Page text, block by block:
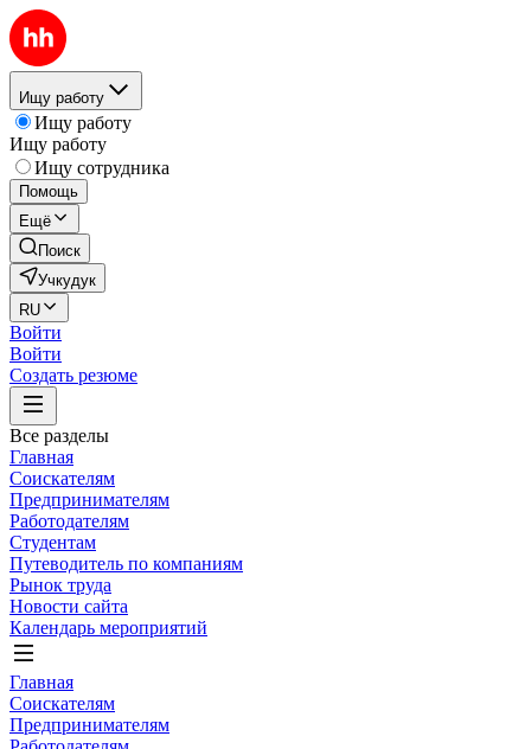
Ищу работу
Ищу работу
Ищу работу
Ищу сотрудника
Помощь
Ещё
Поиск
Учкудук
RU
Войти
Войти
Создать резюме
Все разделы
Главная
Соискателям
Предпринимателям
Работодателям
Студентам
Путеводитель по компаниям
Рынок труда
Новости сайта
Календарь мероприятий
Главная
Соискателям
Предпринимателям